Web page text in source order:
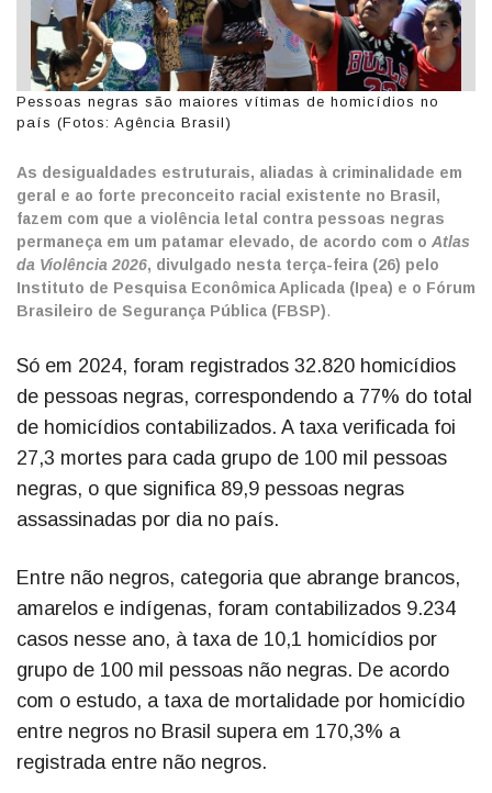
Pessoas negras são maiores vítimas de homicídios no
país (Fotos: Agência Brasil)
As desigualdades estruturais, aliadas à criminalidade em
geral e ao forte preconceito racial existente no Brasil,
fazem com que a violência letal contra pessoas negras
permaneça em um patamar elevado, de acordo com o Atlas
da Violência 2026, divulgado nesta terça-feira (26) pelo
Instituto de Pesquisa Econômica Aplicada (Ipea) e o Fórum
Brasileiro de Segurança Pública (FBSP).
Só em 2024, foram registrados 32.820 homicídios
de pessoas negras, correspondendo a 77% do total
de homicídios contabilizados. A taxa verificada foi
27,3 mortes para cada grupo de 100 mil pessoas
negras, o que significa 89,9 pessoas negras
assassinadas por dia no país.
Entre não negros, categoria que abrange brancos,
amarelos e indígenas, foram contabilizados 9.234
casos nesse ano, à taxa de 10,1 homicídios por
grupo de 100 mil pessoas não negras. De acordo
com o estudo, a taxa de mortalidade por homicídio
entre negros no Brasil supera em 170,3% a
registrada entre não negros.